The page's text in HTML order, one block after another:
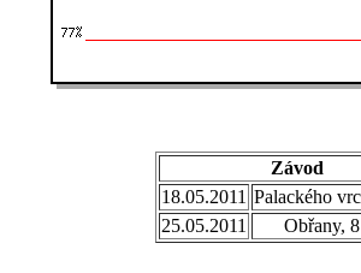
Závod
18.05.2011 Palackého
25.05.2011
Obřany,